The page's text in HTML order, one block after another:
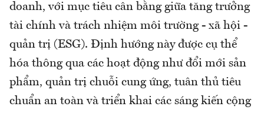
doanh, với mục tiêu cân bằng giữa tăng trưởng
tài chính và trách nhiệm môi trường - xã hội -
quản trị (ESG). Định hướng này được cụ thể
hóa thông qua các hoạt động như đổi mới sản
phẩm, quản trị chuỗi cung ứng, tuân thủ tiêu
chuẩn an toàn và triển khai các sáng kiến cộng